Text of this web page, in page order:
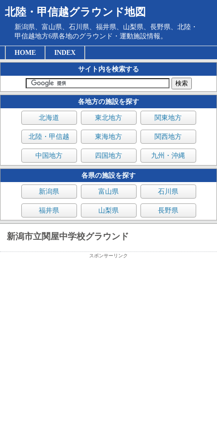
北陸・甲信越グラウンド地図
新潟県、富山県、石川県、福井県、山梨県、長野県、北陸・
甲信越地方6県各地のグラウンド・運動施設情報。
HOME INDEX
サイト内を検索する
各地方の施設を探す
北海道 東北地方 関東地方
北陸・甲信越 東海地方 関西地方
中国地方 四国地方 九州・沖縄
各県の施設を探す
新潟県 富山県 石川県
福井県 山梨県 長野県
新潟市立関屋中学校グラウンド
スポンサーリンク